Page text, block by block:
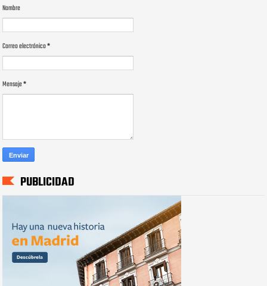
Nombre
Correo electrónico*
Mensaje*
PUBLICIDAD